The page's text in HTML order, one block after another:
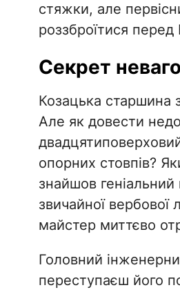
стяжки, але
роззброїтися
​Секрет
​Козацька старшина
Але як довести
опорних стовпів?
знайшов геніальний
звичайної вербової
майстер миттєво
​Головний
переступаєш його